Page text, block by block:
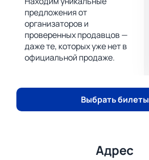
предложения от
организаторов и
проверенных продавцов —
даже те, которых уже нет в
официальной продаже.
Выбрать билеты
Адрес